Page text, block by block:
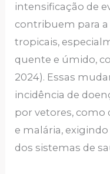
intensificação de
contribuem para
tropicais,
quente e úmido,
2024). Essas
incidência de
por vetores, como
e malária,
dos sistemas de